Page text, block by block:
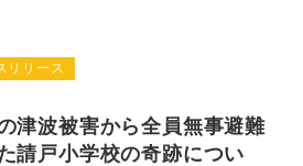
リリース
津波被害から全員無事避難
請戸小学校の奇跡につい